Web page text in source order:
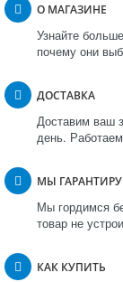
О МАГАЗИНЕ
Узнайте
почему они
ДОСТАВКА
Доставим ваш
день.
МЫ
Мы гордимся
товар не
КАК КУПИТЬ